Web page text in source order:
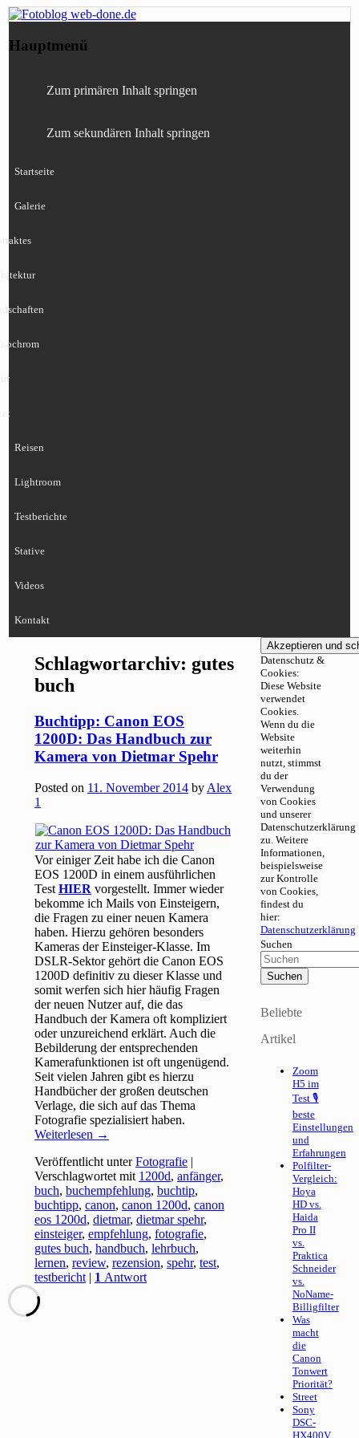
Fotoblog web-done.de
Canon, Nikon, Sony
Hauptmenü
Zum primären Inhalt springen
Zum sekundären Inhalt springen
Startseite
Galerie
Reisen
Lightroom
Testberichte
Stative
Videos
Kontakt
Schlagwortarchiv: gutes
buch
Buchtipp: Canon EOS
1200D: Das Handbuch zur
Kamera von Dietmar Spehr
Posted on 11. November 2014 by Alex
1
Vor einiger Zeit habe ich die Canon
EOS 1200D in einem ausführlichen
TestHIER vorgestellt. Immer wieder
bekomme ich Mails von Einsteigern,
die Fragen zu einer neuen Kamera
haben. Hierzu gehören besonders
Kameras der Einsteiger-Klasse. Im
DSLR-Sektor gehört die Canon EOS
1200D definitiv zu dieser Klasse und
somit werfen sich hier häufig Fragen
der neuen Nutzer auf, die das
Handbuch der Kamera oft kompliziert
oder unzureichend erklärt. Auch die
Bebilderung der entsprechenden
Kamerafunktionen ist oft ungenügend.
Seit vielen Jahren gibt es hierzu
Handbücher der großen deutschen
Verlage, die sich auf das Thema
Fotografie spezialisiert haben.
Weiterlesen →
Veröffentlicht unter Fotografie |
Verschlagwortet mit 1200d,anfänger,
buch,buchempfehlung,buchtip,
buchtipp,canon,canon 1200d,canon
eos 1200d,dietmar,dietmar spehr,
einsteiger,empfehlung,fotografie,
gutes buch,handbuch,lehrbuch,
lernen,review,rezension,spehr,test,
testbericht | 1 Antwort
Datenschutz &
Cookies:
Diese Website
verwendet
Cookies.
Wenn du die
Website
weiterhin
nutzt, stimmst
du der
Verwendung
von Cookies
und unserer
Datenschutzerklärung
zu. Weitere
Informationen,
beispielsweise
zur Kontrolle
von Cookies,
findest du
hier:
Datenschutzerklärung
Suchen
Beliebte
Artikel
Zoom
H5 im
Test 🎙
beste
Einstellungen
und
Erfahrungen
Polfilter-
Vergleich:
Hoya
HD vs.
Haida
Pro II
vs.
Praktica
Schneider
vs.
NoName-
Billigfilter
Was
macht
die
Canon
Tonwert
Priorität?
Street
Sony
DSC-
HX400V